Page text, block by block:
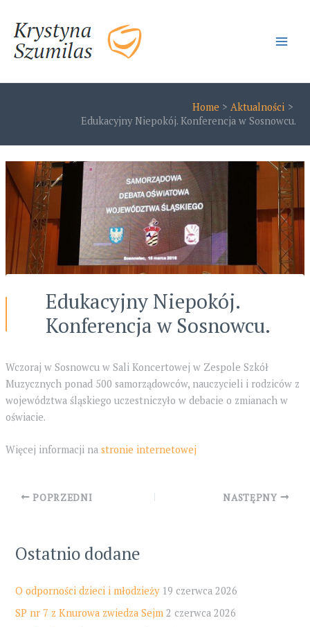
content
Home
Aktualności
Edukacyjny Niepokój. Konferencja w Sosnowcu.
Edukacyjny Niepokój.
Konferencja w Sosnowcu.
Wczoraj w Sosnowcu w Sali Koncertowej w Zespole Szkół
Muzycznych ponad 500 samorządowców, nauczycieli i rodziców z
województwa śląskiego uczestniczyło w debacie o zmianach w
oświacie.
Więcej informacji na stronie internetowej
Post
POPRZEDNI NASTĘPNY
Ostatnio dodane
O odporności dzieci i młodzieży 19 czerwca 2026
SP nr 7 z Knurowa zwiedza Sejm 2 czerwca 2026